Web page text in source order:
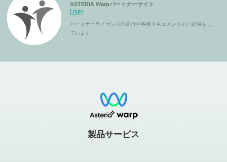
ASTERIA Warpパートナーサイト
Login
パートナーライセンスの発行や各種ドキュメントのご提供をし
ています。
製品サービス